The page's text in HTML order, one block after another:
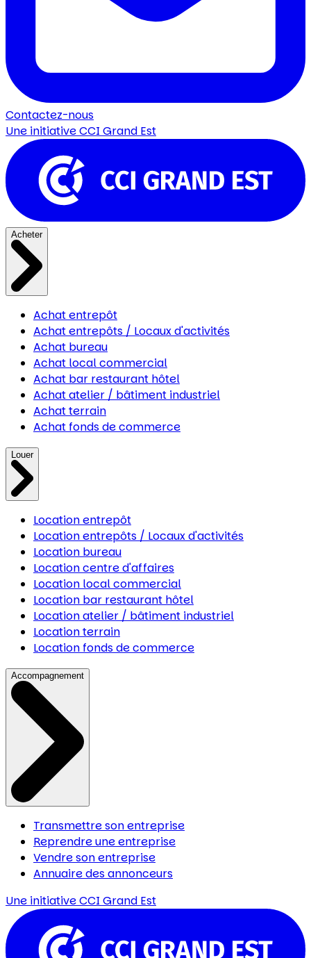
Contactez-nous
Une initiativeCCI Grand Est
Acheter
Achat entrepôt
Achat entrepôts / Locaux d'activités
Achat bureau
Achat local commercial
Achat bar restaurant hôtel
Achat atelier / bâtiment industriel
Achat terrain
Achat fonds de commerce
Louer
Location entrepôt
Location entrepôts / Locaux d'activités
Location bureau
Location centre d'affaires
Location local commercial
Location bar restaurant hôtel
Location atelier / bâtiment industriel
Location terrain
Location fonds de commerce
Accompagnement
Transmettre son entreprise
Reprendre une entreprise
Vendre son entreprise
Annuaire des annonceurs
Une initiativeCCI Grand Est